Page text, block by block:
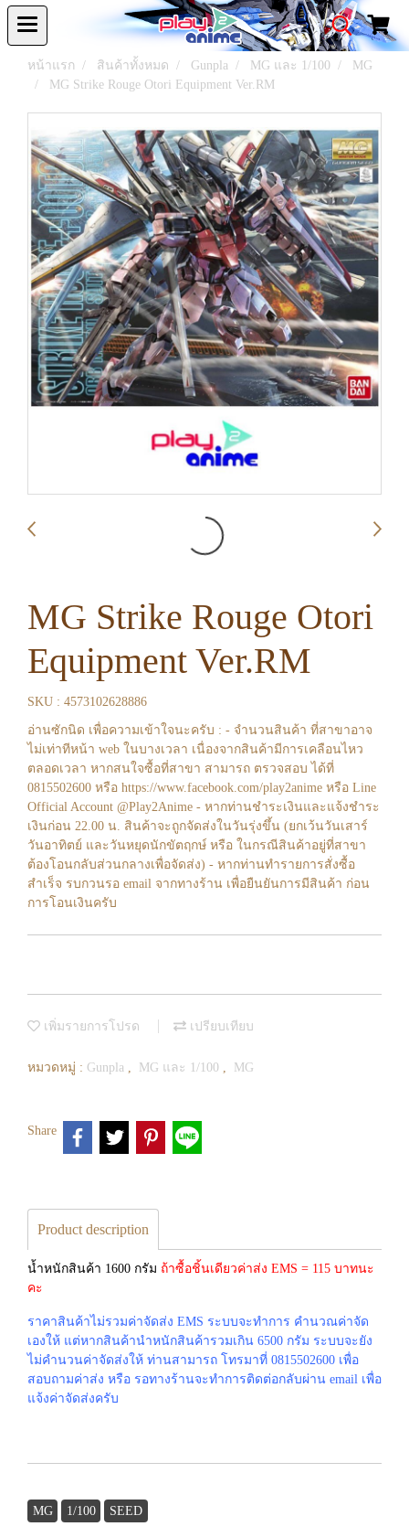
หน้าแรก สินค้าทั้งหมด Gunpla MG และ 1/100
MG
MG Strike Rouge Otori Equipment Ver.RM
MG Strike Rouge Otori
Equipment Ver.RM
SKU : 4573102628886
อ่านซักนิด เพื่อความเข้าใจนะครับ : - จำนวนสินค้า ที่สาขาอาจ
ไม่เท่าทีหน้า web ในบางเวลา เนื่องจากสินค้ามีการเคลือนไหว
ตลอดเวลา หากสนใจซื้อที่สาขา สามารถ ตรวจสอบ ได้ที่
0815502600 หรือ https://www.facebook.com/play2anime หรือ Line
Official Account @Play2Anime - หากท่านชำระเงินและแจ้งชำระ
เงินก่อน 22.00 น. สินค้าจะถูกจัดส่งในวันรุ่งขึ้น (ยกเว้นวันเสาร์
วันอาทิตย์ และวันหยุดนักขัตฤกษ์ หรือ ในกรณีสินค้าอยู่ที่สาขา
ต้องโอนกลับส่วนกลางเพื่อจัดส่ง) - หากท่านทำรายการสั่งซื้อ
สำเร็จ รบกวนรอ email จากทางร้าน เพื่อยืนยันการมีสินค้า ก่อน
การโอนเงินครับ
เพิ่มรายการโปรด เปรียบเทียบ
หมวดหมู่ : Gunpla , MG และ 1/100 , MG
Share
Product description
น้ำหนักสินค้า 1600 กรัม ถ้าซื้อชิ้นเดียวค่าส่ง EMS = 115 บาทนะ
คะ
ราคาสินค้าไม่รวมค่าจัดส่ง EMS ระบบจะทำการ คำนวณค่าจัด
เองให้ แต่หากสินค้านำหนักสินค้ารวมเกิน 6500 กรัม ระบบจะยัง
ไม่คำนวนค่าจัดส่งให้ ท่านสามารถ โทรมาที่ 0815502600 เพื่อ
สอบถามค่าส่ง หรือ รอทางร้านจะทำการติดต่อกลับผ่าน email เพื่อ
แจ้งค่าจัดส่งครับ
MG 1/100 SEED